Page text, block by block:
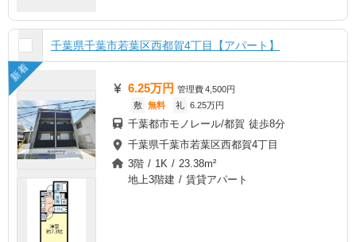
千葉県千葉市若葉区西都賀4丁目【アパート】
新着
6.25万円 管理費4,500円
敷 無料 礼 6.25万円
千葉都市モノレール/都賀 徒歩8分
千葉県千葉市若葉区西都賀4丁目
3階 / 1K / 23.38m²
地上3階建 / 賃貸アパート